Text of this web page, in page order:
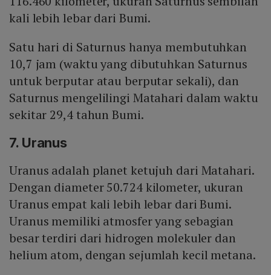
kali lebih lebar dari Bumi.
Satu hari di Saturnus hanya membutuhkan
10,7 jam (waktu yang dibutuhkan Saturnus
untuk berputar atau berputar sekali), dan
Saturnus mengelilingi Matahari dalam waktu
sekitar 29,4 tahun Bumi.
7. Uranus
Uranus adalah planet ketujuh dari Matahari.
Dengan diameter 50.724 kilometer, ukuran
Uranus empat kali lebih lebar dari Bumi.
Uranus memiliki atmosfer yang sebagian
besar terdiri dari hidrogen molekuler dan
helium atom, dengan sejumlah kecil metana.